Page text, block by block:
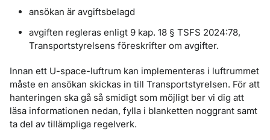
ansökan är avgiftsbelagd
avgiften regleras enligt 9 kap. 18 § TSFS 2024:78,
Transportstyrelsens föreskrifter om avgifter.
Innan ett U-space-luftrum kan implementeras i luftrummet
måste en ansökan skickas in till Transportstyrelsen. För att
hanteringen ska gå så smidigt som möjligt ber vi dig att
läsa informationen nedan, fylla i blanketten noggrant samt
ta del av tillämpliga regelverk.